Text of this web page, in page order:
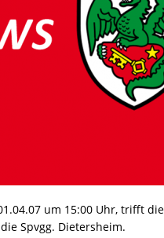
um 15:00 Uhr, trifft
Spvgg. Dietersheim.